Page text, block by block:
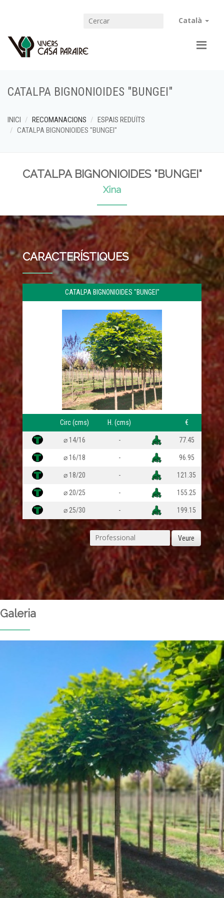
Català
CATALPA BIGNONIOIDES "BUNGEI"
INICI RECOMANACIONS
ESPAIS REDUÏTS
CATALPA BIGNONIOIDES "BUNGEI"
CATALPA BIGNONIOIDES "BUNGEI"
Xina
CARACTERÍSTIQUES
CATALPA BIGNONIOIDES "BUNGEI"
ZR:6b
Circ (cms) H. (cms) €
⌀ 14/16 - 77.45
⌀ 16/18 - 96.95
⌀ 18/20 - 121.35
⌀ 20/25 - 155.25
⌀ 25/30 - 199.15
Veure
Galeria